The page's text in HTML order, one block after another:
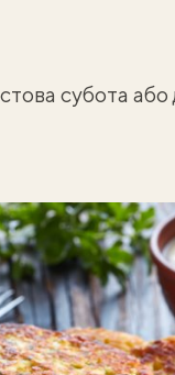
субота